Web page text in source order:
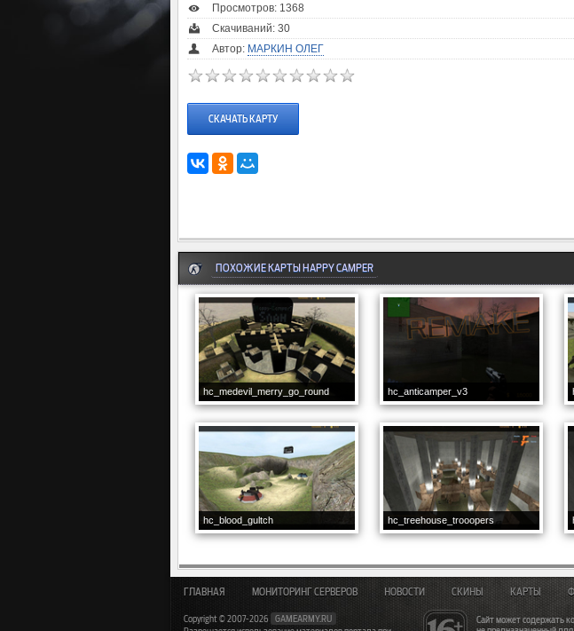
Просмотров: 1368
Скачиваний: 30
Автор: МАРКИН ОЛЕГ
СКАЧАТЬ КАРТУ
ПОХОЖИЕ КАРТЫ HAPPY CAMPER
hc_medevil_merry_go_round hc_anticamper_v3
hc_blood_gultch hc_treehouse_trooopers
Сайт может содержать
ГЛАВНАЯ МОНИТОРИНГ СЕРВЕРОВ НОВОСТИ СКИНЫ КАРТЫ
Copyright © 2007-2026
GAMEARMY.RU